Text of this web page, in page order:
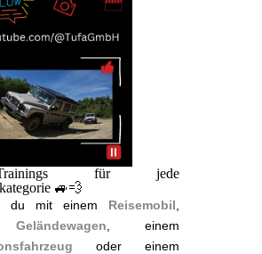
Trainings für jede
🚙💨
du mit einem Reisemobil
Geländewagen , einem
oder einem